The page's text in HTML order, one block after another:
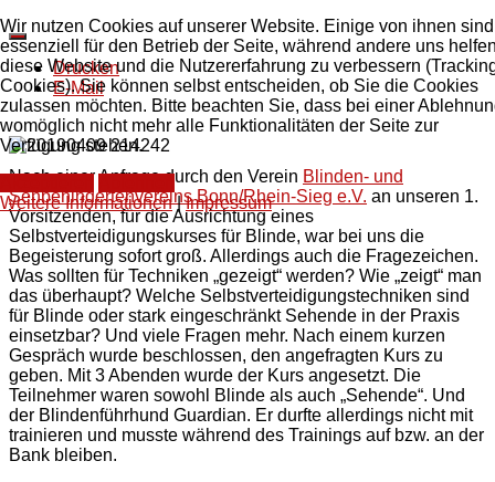
Drucken
E-Mail
Nach einer Anfrage durch den Verein Blinden- und
Sehbehindertenvereins Bonn/Rhein-Sieg e.V. an unseren 1.
Vorsitzenden, für die Ausrichtung eines
Selbstverteidigungskurses für Blinde, war bei uns die
Begeisterung sofort groß. Allerdings auch die Fragezeichen.
Was sollten für Techniken „gezeigt“ werden? Wie „zeigt“ man
das überhaupt? Welche Selbstverteidigungstechniken sind
für Blinde oder stark eingeschränkt Sehende in der Praxis
einsetzbar? Und viele Fragen mehr. Nach einem kurzen
Gespräch wurde beschlossen, den angefragten Kurs zu
geben. Mit 3 Abenden wurde der Kurs angesetzt. Die
Teilnehmer waren sowohl Blinde als auch „Sehende“. Und
der Blindenführhund Guardian. Er durfte allerdings nicht mit
trainieren und musste während des Trainings auf bzw. an der
Bank bleiben.
Wir nutzen Cookies auf unserer Website. Einige von ihnen sind
essenziell für den Betrieb der Seite, während andere uns
diese Website und die Nutzererfahrung zu verbessern
Cookies). Sie können selbst entscheiden, ob Sie die Cookies
zulassen möchten. Bitte beachten Sie, dass bei einer
womöglich nicht mehr alle Funktionalitäten der Seite zur
Verfügung stehen.
Weitere Informationen|Impressum